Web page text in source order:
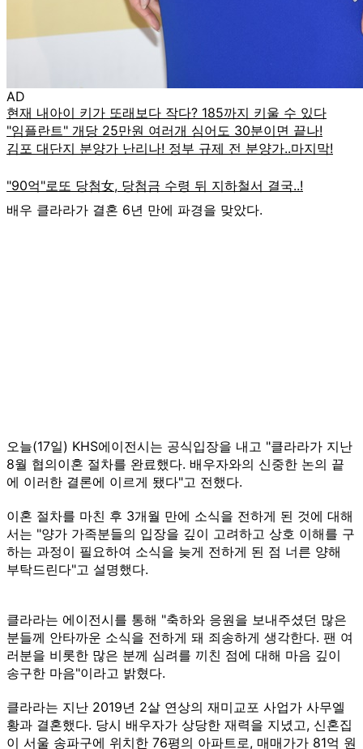
AD
배우 클라라가 결혼 6년 만에 파경을 맞았다.
오늘(17일) KHS에이전시는 공식입장을 내고 "클라라가 지난
8월 협의이혼 절차를 완료했다. 배우자와의 신중한 논의 끝
에 이러한 결론에 이르게 됐다"고 전했다.
이혼 절차를 마친 후 3개월 만에 소식을 전하게 된 것에 대해
서는 "양가 가족분들의 입장을 깊이 고려하고 상호 이해를 구
하는 과정이 필요하여 소식을 늦게 전하게 된 점 너른 양해
부탁드린다"고 설명했다.
클라라는 에이전시를 통해 "축하와 응원을 보내주셨던 많은
분들께 안타까운 소식을 전하게 돼 죄송하게 생각한다. 팬 여
러분을 비롯한 많은 분께 심려를 끼친 점에 대해 마음 깊이
송구한 마음"이라고 밝혔다.
클라라는 지난 2019년 2살 연상의 재미교포 사업가 사무엘
황과 결혼했다. 당시 배우자가 상당한 재력을 지녔고, 신혼집
이 서울 송파구에 위치한 76평의 아파트로, 매매가가 81억 원